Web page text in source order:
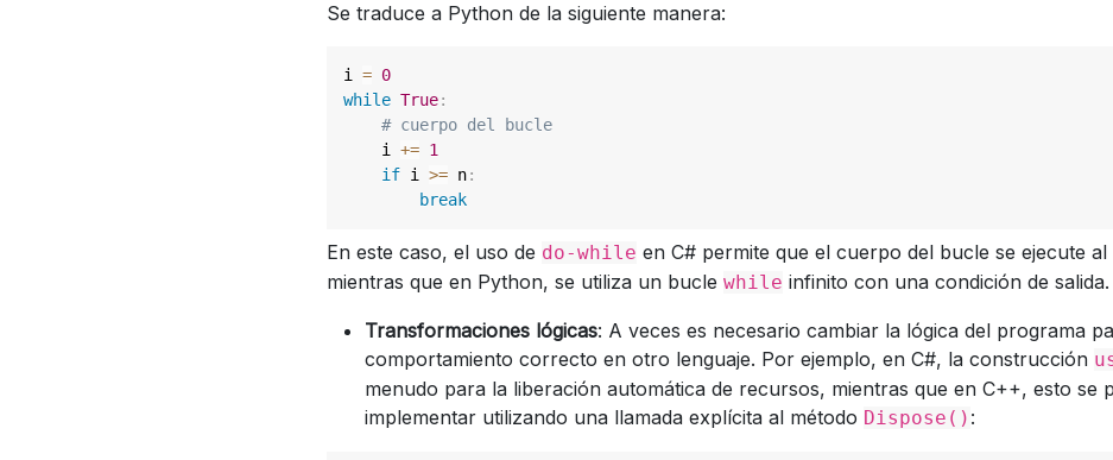
Se traduce a Python de la siguiente manera:
i = 0
while True:
# cuerpo del bucle
    i
+= 1
if i >= n:
break
En este caso, el uso de do-while en C# permite que el cuerpo del bucle se ejecute
mientras que en Python, se utiliza un bucle while infinito con una condición de salida.
Transformaciones lógicas: A veces es necesario cambiar la lógica del programa
comportamiento correcto en otro lenguaje. Por ejemplo, en C#, la construcción
menudo para la liberación automática de recursos, mientras que en C++, esto se
implementar utilizando una llamada explícita al método Dispose() :